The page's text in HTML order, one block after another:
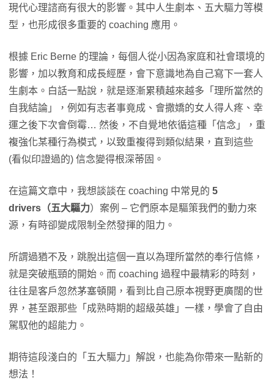
現代心理諮商有很大的影響。其中人生劇本、五大驅力等模
型，也形成很多重要的 coaching 應用。
根據 Eric Berne 的理論，每個人從小因為家庭和社會環境的
影響，加以教育和成長經歷，會下意識地為自己寫下一套人
生劇本。白話一點說，就是逐漸累積越來越多「理所當然的
自我結論」，例如有志者事竟成、會撒嬌的女人得人疼、幸
運之後下次會倒霉… 然後，不自覺地依循這種「信念」，重
複強化某種行為模式，以致重複得到類似結果，直到這些
(看似印證過的) 信念變得根深蒂固。
在這篇文章中，我想談談在 coaching 中常見的 5
drivers（五大驅力）案例 – 它們原本是驅策我們的動力來
源，有時卻變成限制全然發揮的阻力。
所謂過猶不及，跳脫出這個一直以為理所當然的奉行信條，
就是突破瓶頸的開始。而 coaching 過程中最精彩的時刻，
往往是客戶忽然茅塞頓開，看到比自己原本視野更廣闊的世
界，甚至跟那些「成熟時期的超級英雄」一樣，學會了自由
駕馭他的超能力。
期待這段淺白的「五大驅力」解說，也能為你帶來一點新的
想法！